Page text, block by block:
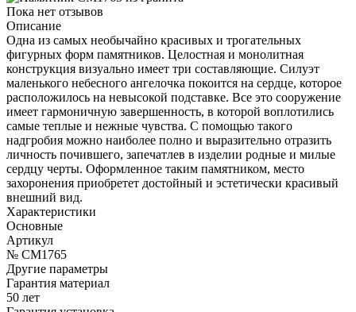
Пока нет отзывов
Описание
Одна из самых необычайно красивых и трогательных
фигурных форм памятников. Целостная и монолитная
конструкция визуально имеет три составляющие. Силуэт
маленького небесного ангелочка покоится на сердце, которое
расположилось на невысокой подставке. Все это сооружение
имеет гармоничную завершенность, в которой воплотились
самые теплые и нежные чувства. С помощью такого
надгробия можно наиболее полно и выразительно отразить
личность почившего, запечатлев в изделии родные и милые
сердцу черты. Оформленное таким памятником, место
захоронения приобретет достойный и эстетически красивый
внешний вид.
Характеристики
Основные
Артикул
№ CM1765
Другие параметры
Гарантия материал
50 лет